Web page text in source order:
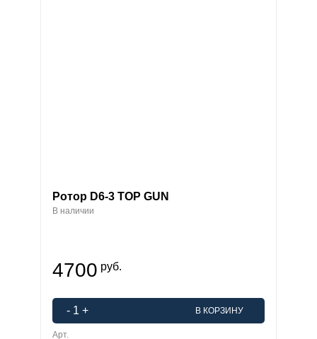
Ротор D6-3 TOP GUN
В наличии
4700 руб.
- 1 + В КОРЗИНУ
Арт.